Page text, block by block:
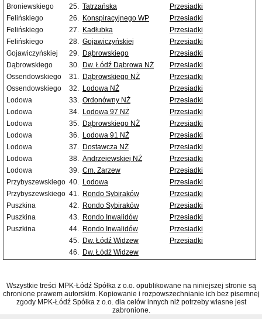
Broniewskiego
25. Tatrzańska
Przesiadki
Felińskiego
26. Konspiracyjnego WP
Przesiadki
Felińskiego
27. Kadłubka
Przesiadki
Felińskiego
28. Gojawiczyńskiej
Przesiadki
Gojawiczyńskiej
29. Dąbrowskiego
Przesiadki
Dąbrowskiego
30. Dw. Łódź Dąbrowa NŻ
Przesiadki
Ossendowskiego
31. Dąbrowskiego NŻ
Przesiadki
Ossendowskiego
32. Lodowa NŻ
Przesiadki
Lodowa
33. Ordonówny NŻ
Przesiadki
Lodowa
34. Lodowa 97 NŻ
Przesiadki
Lodowa
35. Dąbrowskiego NŻ
Przesiadki
Lodowa
36. Lodowa 91 NŻ
Przesiadki
Lodowa
37. Dostawcza NŻ
Przesiadki
Lodowa
38. Andrzejewskiej NŻ
Przesiadki
Lodowa
39. Cm. Zarzew
Przesiadki
Przybyszewskiego 40. Lodowa
Przesiadki
Przybyszewskiego 41. Rondo Sybiraków
Przesiadki
Puszkina
42. Rondo Sybiraków
Przesiadki
Puszkina
43. Rondo Inwalidów
Przesiadki
Puszkina
44. Rondo Inwalidów
Przesiadki
45. Dw. Łódź Widzew
Przesiadki
46. Dw. Łódź Widzew
Wszystkie treści MPK-Łódź Spółka z o.o. opublikowane na niniejszej stronie są
chronione prawem autorskim. Kopiowanie i rozpowszechnianie ich bez pisemnej
zgody MPK-Łódź Spółka z o.o. dla celów innych niż potrzeby własne jest
zabronione.